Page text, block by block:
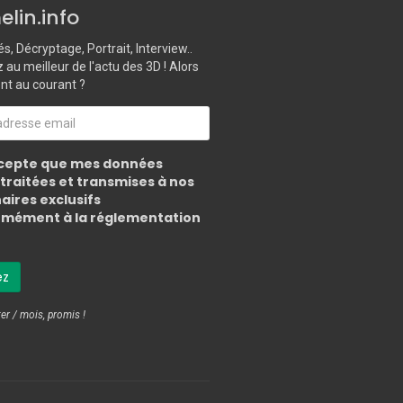
Décryptage, Portrait, Interview..
au meilleur de l'actu des 3D ! Alors
au courant ?
que mes données
et transmises à nos
exclusifs
à la réglementation
/ mois, promis !